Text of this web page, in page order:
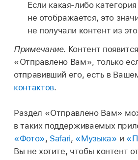
Если какая-либо категория
не отображается, это
не получали контент из
Примечание. Контент
«Отправлено Вам», только
отправивший его, есть в
контактов.
Раздел «Отправлено Вам»
в таких поддерживаемых
«Фото», Safari, «Музыка» и
Вы не хотите, чтобы контент